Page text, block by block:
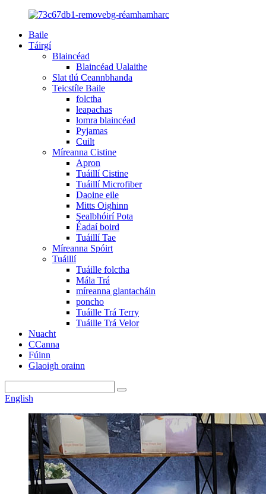
Baile
Táirgí
Blaincéad
Blaincéad Ualaithe
Slat tlú Ceannbhanda
Teicstíle Baile
folctha
leapachas
lomra blaincéad
Pyjamas
Cuilt
Míreanna Cistine
Apron
Tuáillí Cistine
Tuáillí Microfiber
Daoine eile
Mitts Oighinn
Sealbhóirí Pota
Éadaí boird
Tuáillí Tae
Míreanna Spóirt
Tuáillí
Tuáille folctha
Mála Trá
míreanna glantacháin
poncho
Tuáille Trá Terry
Tuáille Trá Velor
Nuacht
CCanna
Fúinn
Glaoigh orainn
English